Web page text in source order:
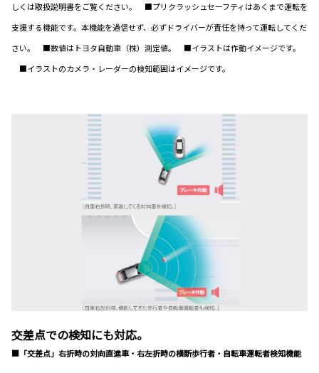
しくは取扱説明書をご覧ください。 ■プリクラッシュセーフティはあくまで運転を
支援する機能です。本機能を過信せず、必ずドライバーが責任を持って運転してくだ
さい。 ■数値はトヨタ自動車（株）測定値。 ■イラストは作動イメージです。
■イラストのカメラ・レーダーの検知範囲はイメージです。
交差点での検知にも対応。
■「交差点」右折時の対向直進車・右左折時の横断歩行者・自転車運転者検知機能